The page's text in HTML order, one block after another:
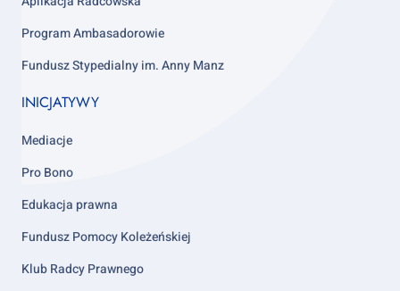
Program Ambasadorowie
Fundusz Stypedialny im. Anny Manz
INICJATYWY
Mediacje
Pro Bono
Edukacja prawna
Fundusz Pomocy Koleżeńskiej
Klub Radcy Prawnego